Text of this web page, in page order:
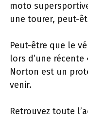
moto
une tourer, peut-
Peut-être que le
lors d’une récente
Norton est un
venir.
Retrouvez toute